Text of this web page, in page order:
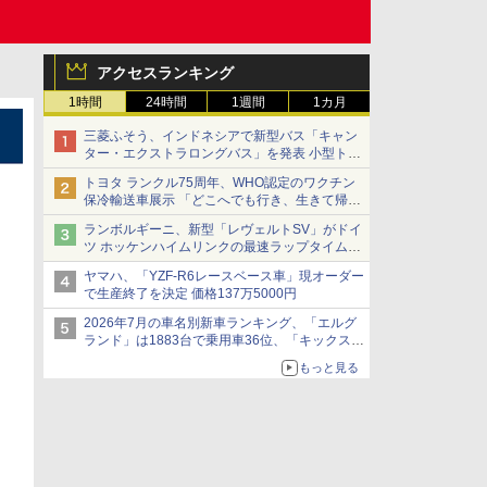
アクセスランキング
1時間 24時間 1週間 1カ月
三菱ふそう、インドネシアで新型バス「キャン
ター・エクストラロングバス」を発表 小型トラ
ックベースの観光・旅客輸送向けバス
トヨタ ランクル75周年、WHO認定のワクチン
保冷輸送車展示 「どこへでも行き、生きて帰っ
てこられる」ランドクルーザーで命をつなぐ
ランボルギーニ、新型「レヴェルトSV」がドイ
ツ ホッケンハイムリンクの最速ラップタイムを
記録
ヤマハ、「YZF-R6レースベース車」現オーダー
で生産終了を決定 価格137万5000円
2026年7月の車名別新車ランキング、「エルグ
ランド」は1883台で乗用車36位、「キックス」
もっと見る